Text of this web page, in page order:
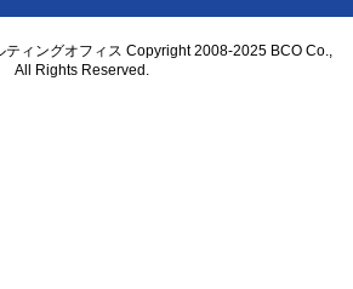
ティングオフィス Copyright 2008-2025 BCO Co.,
All Rights Reserved.